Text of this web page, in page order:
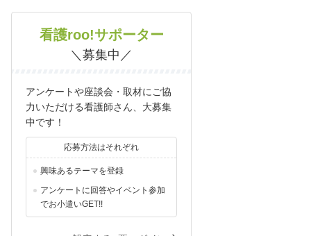
看護roo!サポーター
＼募集中／
アンケートや座談会・取材にご協
力いただける看護師さん、大募集
中です！
応募方法はそれぞれ
興味あるテーマを登録
アンケートに回答やイベント参加
でお小遣いGET!!